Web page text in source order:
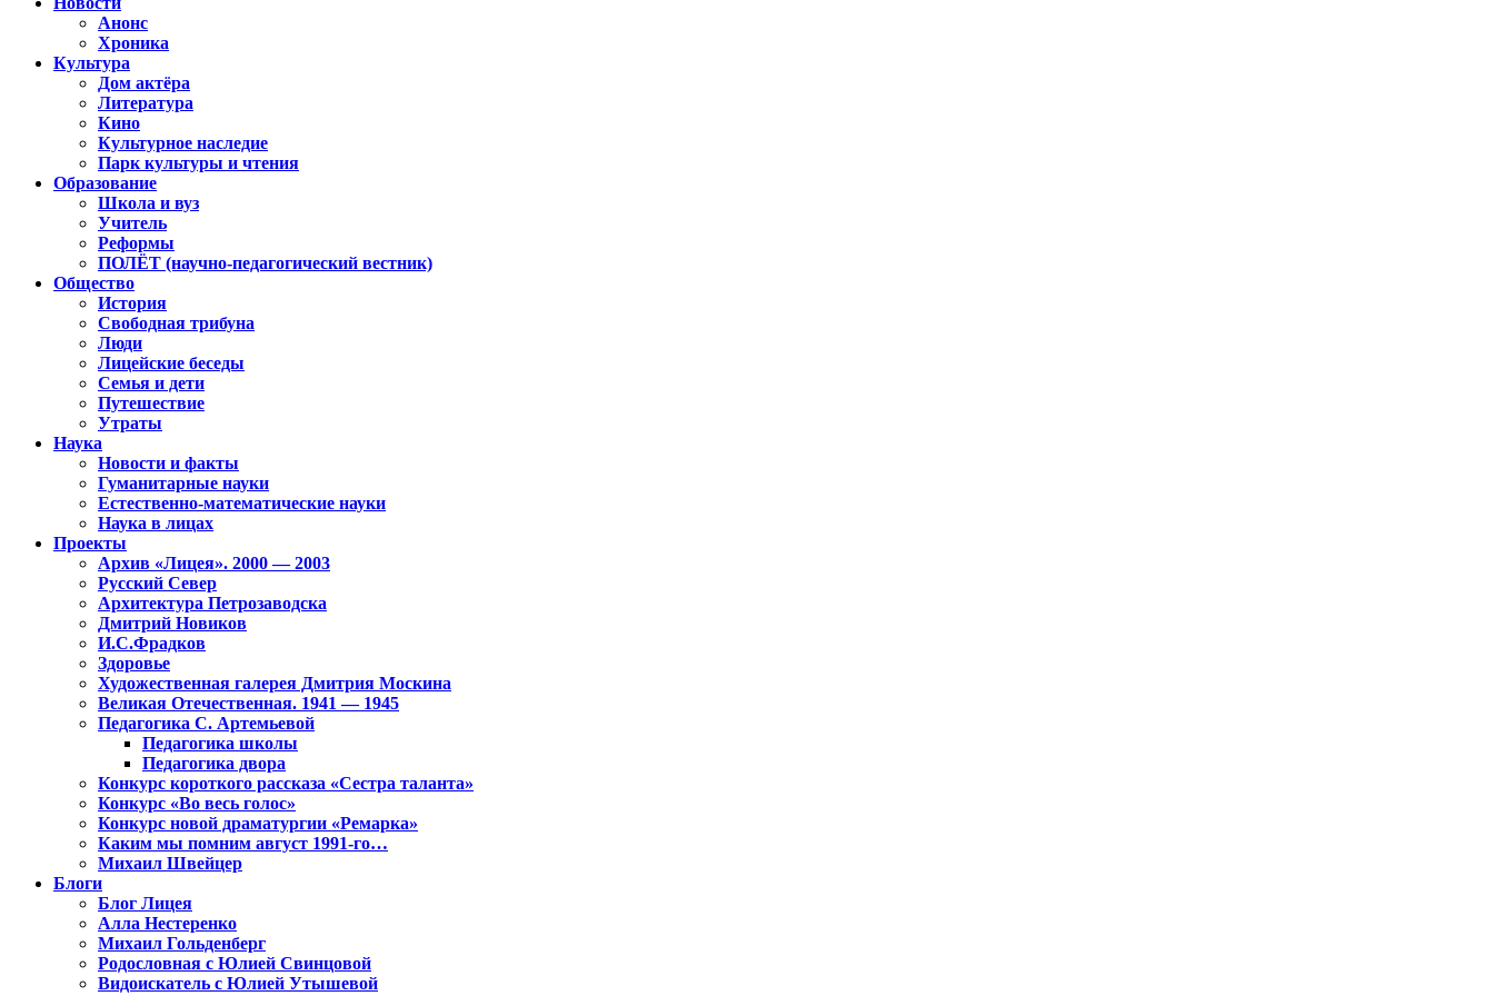
Анонс
Хроника
Культура
Дом актёра
Литература
Кино
Культурное наследие
Парк культуры и чтения
Образование
Школа и вуз
Учитель
Реформы
ПОЛЁТ (научно-педагогический вестник)
Общество
История
Свободная трибуна
Люди
Лицейские беседы
Семья и дети
Путешествие
Утраты
Наука
Новости и факты
Гуманитарные науки
Естественно-математические науки
Наука в лицах
Проекты
Архив «Лицея». 2000 — 2003
Русский Север
Архитектура Петрозаводска
Дмитрий Новиков
И.С.Фрадков
Здоровье
Художественная галерея Дмитрия Москина
Великая Отечественная. 1941 — 1945
Педагогика С. Артемьевой
Педагогика школы
Педагогика двора
Конкурс короткого рассказа «Сестра таланта»
Конкурс «Во весь голос»
Конкурс новой драматургии «Ремарка»
Каким мы помним август 1991-го…
Михаил Швейцер
Блоги
Блог Лицея
Алла Нестеренко
Михаил Гольденберг
Родословная с Юлией Свинцовой
Видоискатель с Юлией Утышевой